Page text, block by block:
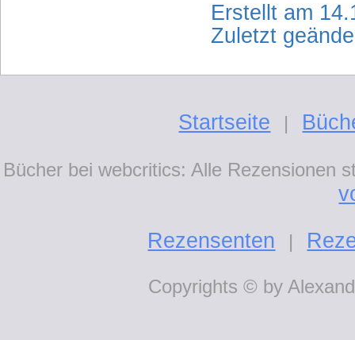
Erstellt am
Zuletzt
Startseite |
Bücher bei webcritics: Alle Rezensionen
Rezensenten
|
Copyrights © by